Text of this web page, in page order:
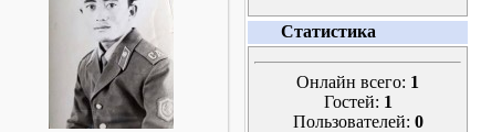
02.02.2022
Абишев Абилкасым 79 - 81 май 191
омсп 1мсб 3 мср
Статистика
Онлайн всего: 1
Гостей: 1
Пользователей: 0